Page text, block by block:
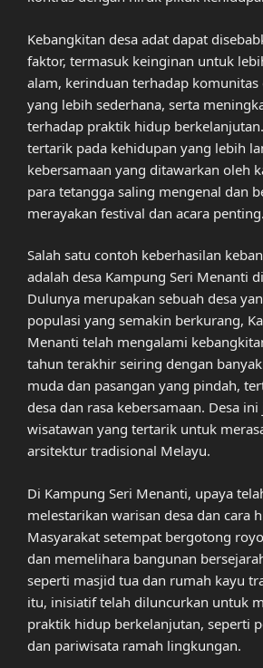
Kebangkitan desa adat dapat
faktor, termasuk keinginan untuk
alam, kerinduan terhadap komunitas
yang lebih sederhana, serta
terhadap praktik hidup
tertarik pada kehidupan yang lebih
kebersamaan yang ditawarkan oleh
para tetangga saling mengenal dan
merayakan festival dan acara penting.
Salah satu contoh keberhasilan
adalah desa Kampung Seri Menanti
Dulunya merupakan sebuah desa
populasi yang semakin berkurang,
Menanti telah mengalami
tahun terakhir seiring dengan
muda dan pasangan yang pindah,
desa dan rasa kebersamaan. Desa
wisatawan yang tertarik untuk
arsitektur tradisional Melayu.
Di Kampung Seri Menanti, upaya
melestarikan warisan desa dan cara
Masyarakat setempat bergotong
dan memelihara bangunan
seperti masjid tua dan rumah kayu
itu, inisiatif telah diluncurkan untuk
praktik hidup berkelanjutan, seperti
dan pariwisata ramah lingkungan.